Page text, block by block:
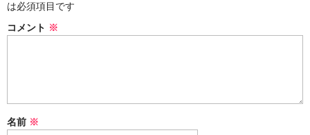
は必須項目です
コメント ※
名前 ※